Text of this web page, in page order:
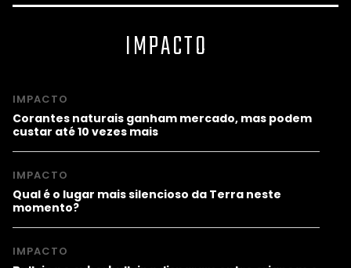
IMPACTO
IMPACTO
Corantes naturais ganham mercado, mas podem
custar até 10 vezes mais
IMPACTO
Qual é o lugar mais silencioso da Terra neste
momento?
IMPACTO